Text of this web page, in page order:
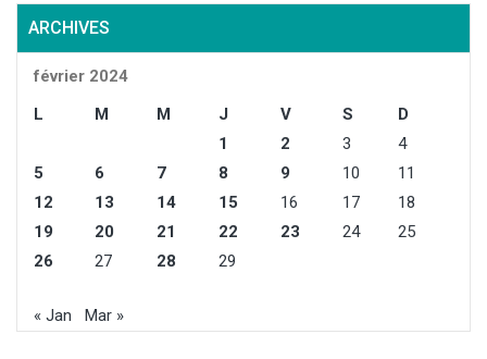
ARCHIVES
février 2024
L
M M J V S
D
1
2 3
4
5
6 7 8 9 10
11
12
13 14 15 16 17
18
19
20 21 22 23 24
25
26
27 28 29
« Jan Mar »